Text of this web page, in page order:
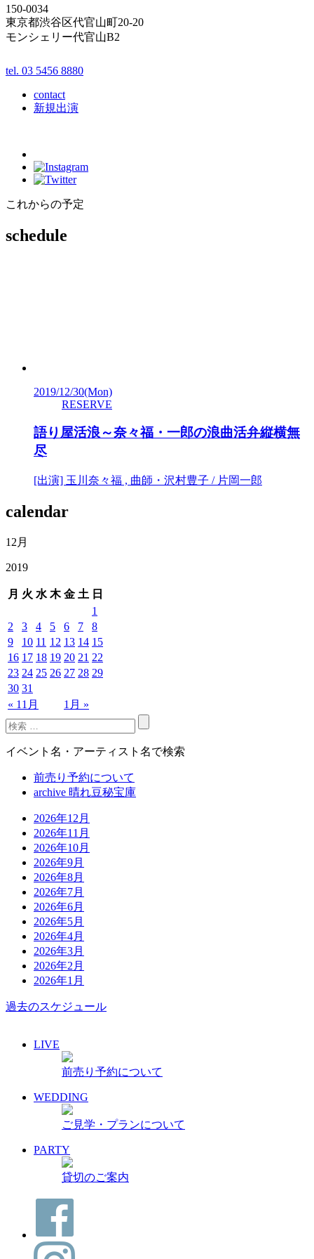
150-0034
東京都渋谷区代官山町20-20
モンシェリー代官山B2
tel. 03 5456 8880
contact
新規出演
これからの予定
schedule
2019/12/30(Mon)
RESERVE
語り屋活浪～奈々福・一郎の浪曲活弁縦横無
尽
[出演] 玉川奈々福 , 曲師・沢村豊子 / 片岡一郎
calendar
12月
2019
月 火 水 木 金 土 日
« 11月 1月 »
1
2
3 4 5 6 7
8
9
10 11 12 13 14 15
16 17 18 19 20 21 22
23 24 25 26 27 28 29
30 31
イベント名・アーティスト名で検索
前売り予約について
archive 晴れ豆秘宝庫
2026年12月
2026年11月
2026年10月
2026年9月
2026年8月
2026年7月
2026年6月
2026年5月
2026年4月
2026年3月
2026年2月
2026年1月
過去のスケジュール
LIVE
前売り予約について
WEDDING
ご見学・プランについて
PARTY
貸切のご案内